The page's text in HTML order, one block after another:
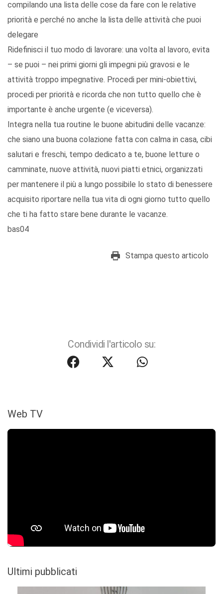
compilando una lista delle cose da fare con le relative
priorità e perché no anche la lista delle attività che puoi
delegare
Ridefinisci il tuo modo di lavorare: una volta al lavoro, evita
– se puoi – nei primi giorni gli impegni più gravosi e le
attività troppo impegnative. Procedi per mini-obiettivi,
procedi per priorità e ricorda che non tutto quello che è
importante è anche urgente (e viceversa).
Integra nella tua routine le buone abitudini delle vacanze:
che siano una buona colazione fatta con calma in casa, cibi
salutari e freschi, tempo dedicato a te, buone letture o
camminate, nuove attività, nuovi piatti etnici, organizzati
per mantenere il più a lungo possibile lo stato di benessere
acquisito riportare nella tua vita di ogni giorno tutto quello
che ti ha fatto stare bene durante le vacanze.
bas04
Stampa questo articolo
Condividi l'articolo su:
Web TV
Ultimi pubblicati